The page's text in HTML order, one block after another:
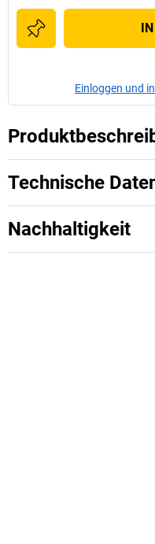
Einloggen und
Technische
Nachhaltigkeit